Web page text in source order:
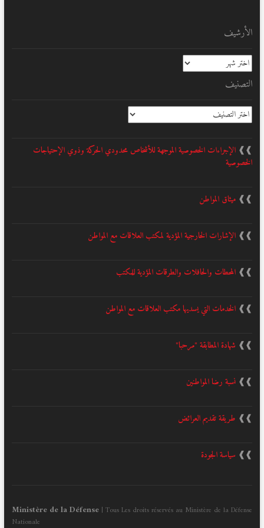
الأرشيف
الأرشيف
التصنيف
التصنيف
❱❱ الإجراءات الخصوصية الموجهة للأشخاص محدودي الحركة وذوي الإحتياجات
الخصوصية
❱❱ ميثاق المواطن
❱❱ الإشارات الخارجية المؤدية لمكتب العلاقات مع المواطن
❱❱ المحطات والحافلات والطرقات المؤدية للمكتب
❱❱ الخدمات التي يسديها مكتب العلاقات مع المواطن
❱❱ شهادة المطابقة "مرحبا"
❱❱ نسبة رضا المواطنين
❱❱ طريقة تقديم العرائض
❱❱ سياسة الجودة
Ministère de la Défense| Tous Les droits réservés au Ministère de la Défense
Nationale